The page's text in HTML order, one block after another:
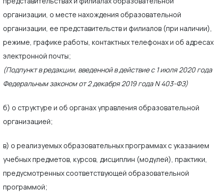
организации, о месте нахождения образовательной
организации, ее представительств и филиалов (при наличии),
режиме, графике работы, контактных телефонах и об адресах
электронной почты;
(Подпункт в редакции, введенной в действие с 1 июля 2020 года
Федеральным законом от 2 декабря 2019 года N 403-ФЗ)
б) о структуре и об органах управления образовательной
организацией;
в) о реализуемых образовательных программах с указанием
учебных предметов, курсов, дисциплин (модулей), практики,
предусмотренных соответствующей образовательной
программой;